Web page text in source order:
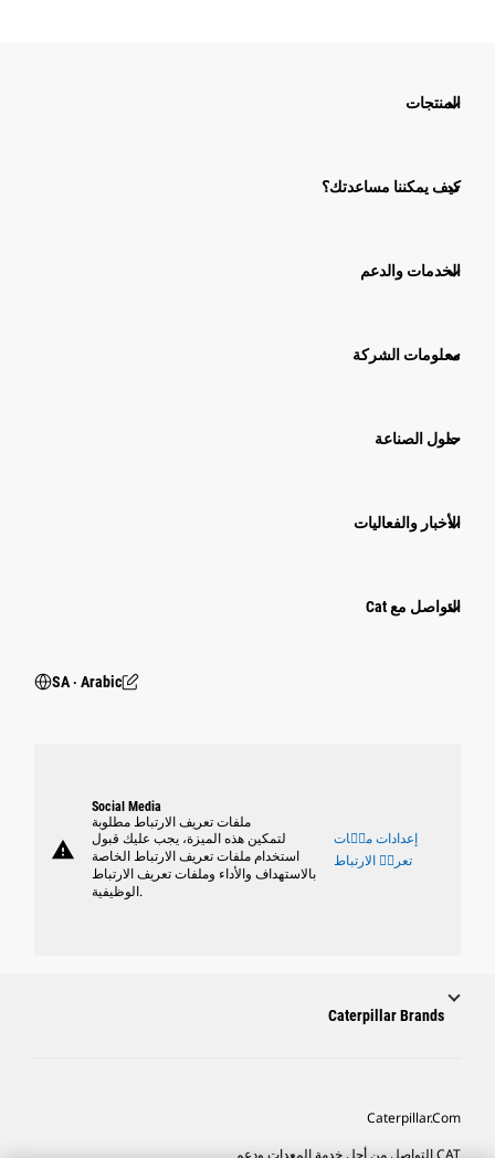
المنتجات
كيف يمكننا مساعدتك؟
الخدمات والدعم
معلومات الشركة
حلول الصناعة
الأخبار والفعاليات
التواصل مع Cat
SA ‧ Arabic
warning
Social Media
ملفات تعريف الارتباط مطلوبة
لتمكين هذه الميزة، يجب عليك قبول
استخدام ملفات تعريف الارتباط الخاصة
بالاستهداف والأداء وملفات تعريف الارتباط
الوظيفية.
إعدادات ملٝات
تعريٝ الارتباط
Caterpillar Brands
Caterpillar.com
CAT التواصل من أجل خدمة المعدات ودعم